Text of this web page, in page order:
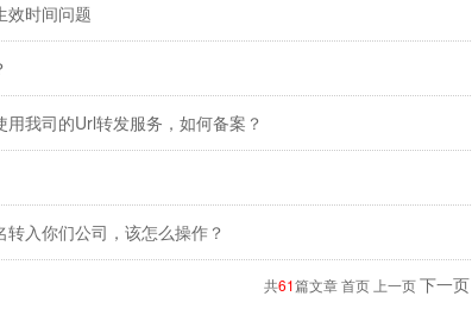
效时间问题
我司的Url转发服务，如何备案？
入你们公司，该怎么操作？
共61篇文章 首页 上一页下一页